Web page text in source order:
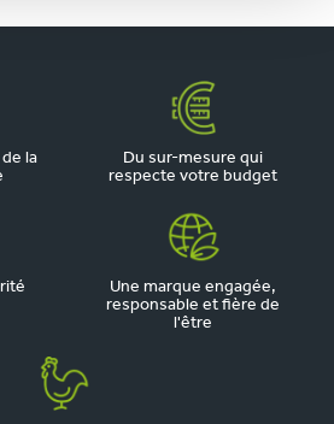
la
Du sur-mesure qui
respecte votre budget
Une marque engagée,
responsable et fière de
l'être